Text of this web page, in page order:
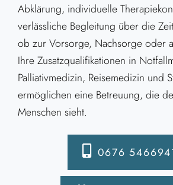
Abklärung, individuelle
verlässliche Begleitung über die
ob zur Vorsorge, Nachsorge oder
Ihre Zusatzqualifikationen in
Palliativmedizin, Reisemedizin und
ermöglichen eine Betreuung, die
Menschen sieht.
0676